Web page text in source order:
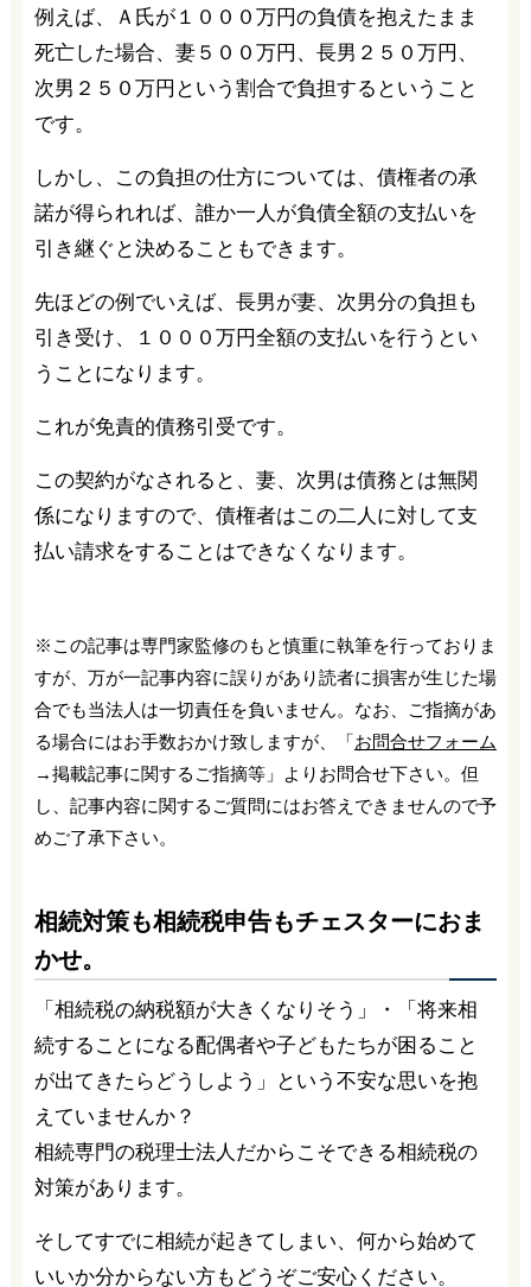
例えば、Ａ氏が１０００万円の負債を抱えたまま
死亡した場合、妻５００万円、長男２５０万円、
次男２５０万円という割合で負担するということ
です。
しかし、この負担の仕方については、債権者の承
諾が得られれば、誰か一人が負債全額の支払いを
引き継ぐと決めることもできます。
先ほどの例でいえば、長男が妻、次男分の負担も
引き受け、１０００万円全額の支払いを行うとい
うことになります。
これが免責的債務引受です。
この契約がなされると、妻、次男は債務とは無関
係になりますので、債権者はこの二人に対して支
払い請求をすることはできなくなります。
※この記事は専門家監修のもと慎重に執筆を行っておりま
すが、万が一記事内容に誤りがあり読者に損害が生じた場
合でも当法人は一切責任を負いません。なお、ご指摘があ
る場合にはお手数おかけ致しますが、「お問合せフォーム
→掲載記事に関するご指摘等」よりお問合せ下さい。但
し、記事内容に関するご質問にはお答えできませんので予
めご了承下さい。
相続対策も相続税申告もチェスターにおま
かせ。
「相続税の納税額が大きくなりそう」・「将来相
続することになる配偶者や子どもたちが困ること
が出てきたらどうしよう」という不安な思いを抱
えていませんか？
相続専門の税理士法人だからこそできる相続税の
対策があります。
そしてすでに相続が起きてしまい、何から始めて
いいか分からない方もどうぞご安心ください。